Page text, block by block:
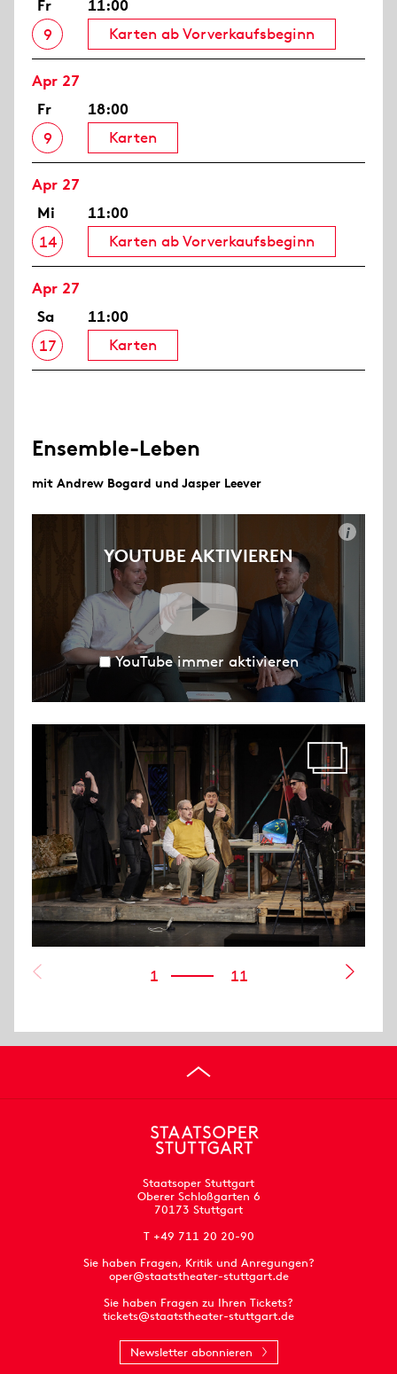
Fr
9
11:00
Karten ab Vorverkaufsbeginn
Apr 27
Fr
9
18:00
Karten
Apr 27
Mi
14
11:00
Karten ab Vorverkaufsbeginn
Apr 27
Sa
17
11:00
Karten
Ensemble-Leben
mit Andrew Bogard und Jasper Leever
YOUTUBE AKTIVIEREN
i
YouTube immer aktivieren
1 11
Staatsoper Stuttgart
Oberer Schloßgarten 6
70173 Stuttgart
T +49 711 20 20-90
Sie haben Fragen, Kritik und Anregungen?
oper@staatstheater-stuttgart.de
Sie haben Fragen zu Ihren Tickets?
tickets@staatstheater-stuttgart.de
Newsletter abonnieren